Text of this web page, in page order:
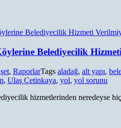
Belediyecilik
, RaporlarTags aladağ, alt yapı,
, Ulaş Çetinkaya, yol, yol sorunu
hizmetlerinden neredeyse